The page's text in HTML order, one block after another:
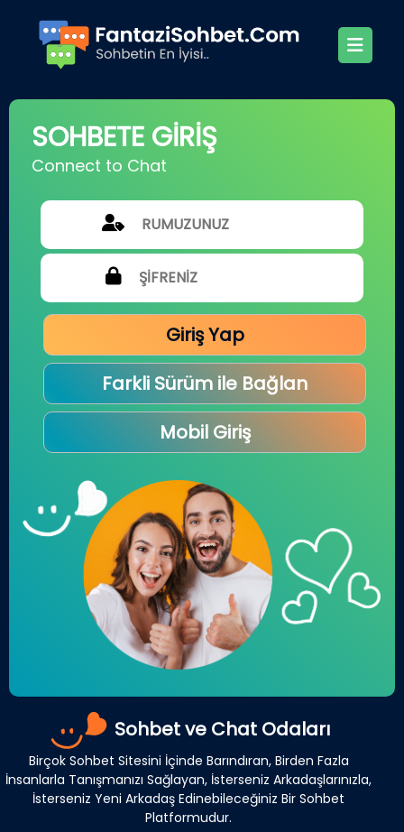
SOHBETE GİRİŞ
Connect to Chat
Giriş Yap
Farkli Sürüm ile Bağlan
Mobil Giriş
Sohbet ve Chat Odaları
Birçok Sohbet Sitesini İçinde Barındıran, Birden Fazla
İnsanlarla Tanışmanızı Sağlayan, İsterseniz Arkadaşlarınızla,
İsterseniz Yeni Arkadaş Edinebileceğiniz Bir Sohbet
Platformudur.